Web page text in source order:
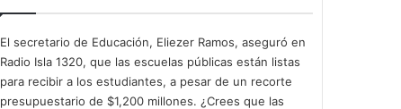
El secretario de Educación, Eliezer Ramos, aseguró en
Radio Isla 1320, que las escuelas públicas están listas
para recibir a los estudiantes, a pesar de un recorte
presupuestario de $1,200 millones. ¿Crees que las